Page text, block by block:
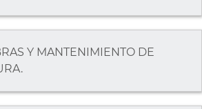
Y MANTENIMIENTO DE